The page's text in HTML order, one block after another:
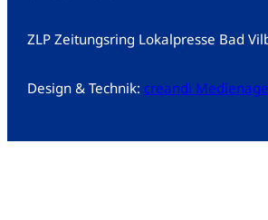
ZLP Zeitungsring Lokalpresse Bad
Design & Technik: creandi